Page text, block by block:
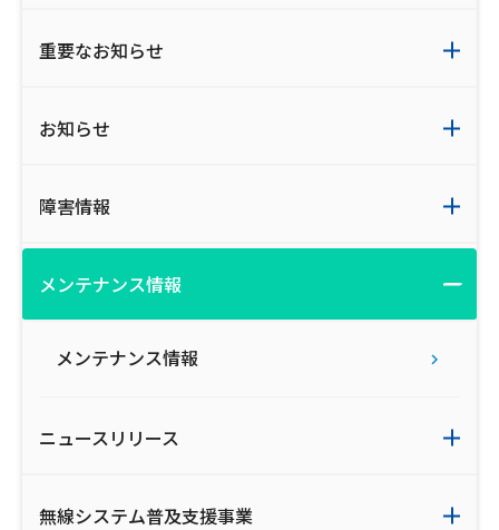
ご利用約款・重要事項説明書
重要なお知らせ
お知らせ
障害情報
メンテナンス情報
メンテナンス情報
ニュースリリース
無線システム普及支援事業